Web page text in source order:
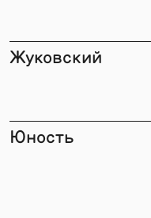
Жуковский
Юность